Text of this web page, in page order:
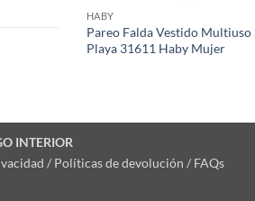
HABY
Pareo Falda Vestido Multiuso
Playa 31611 Haby Mujer
INTERIOR
/ Políticas de devolución / FAQs